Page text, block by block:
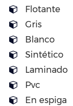
Flotante
Gris
Blanco
Sintético
Laminado
Pvc
En espiga